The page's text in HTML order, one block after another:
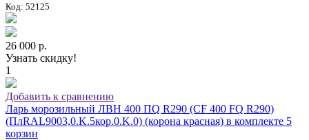
Код: 52125
26 000 р.
Узнать скидку!
1
Добавить к сравнению
Ларь морозильный ЛВН 400 ПQ R290 (СF 400 FQ R290)
(ПлRAL9003,0.K.5кор.0.K.0) (корона красная) в комплекте 5
корзин